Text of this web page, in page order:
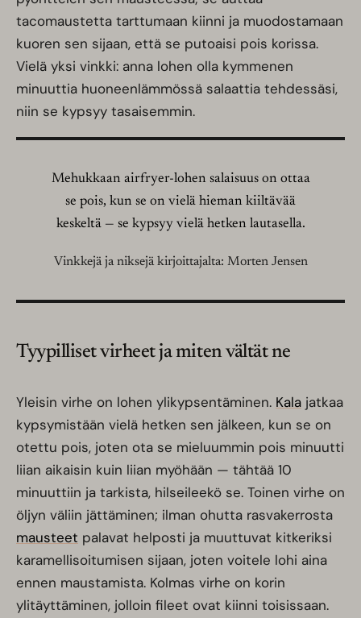
tacomaustetta tarttumaan kiinni ja muodostamaan
kuoren sen sijaan, että se putoaisi pois korissa.
Vielä yksi vinkki: anna lohen olla kymmenen
minuuttia huoneenlämmössä salaattia tehdessäsi,
niin se kypsyy tasaisemmin.
Mehukkaan airfryer-lohen salaisuus on ottaa
se pois, kun se on vielä hieman kiiltävää
keskeltä — se kypsyy vielä hetken lautasella.
Vinkkejä ja niksejä kirjoittajalta: Morten Jensen
Tyypilliset virheet ja miten vältät ne
Yleisin virhe on lohen ylikypsentäminen. Kala jatkaa
kypsymistään vielä hetken sen jälkeen, kun se on
otettu pois, joten ota se mieluummin pois minuutti
liian aikaisin kuin liian myöhään — tähtää 10
minuuttiin ja tarkista, hilseileekö se. Toinen virhe on
öljyn väliin jättäminen; ilman ohutta rasvakerrosta
mausteet palavat helposti ja muuttuvat kitkeriksi
karamellisoitumisen sijaan, joten voitele lohi aina
ennen maustamista. Kolmas virhe on korin
ylitäyttäminen, jolloin fileet ovat kiinni toisissaan.